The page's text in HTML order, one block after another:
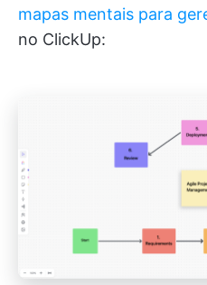
mapas mentais para
no ClickUp: